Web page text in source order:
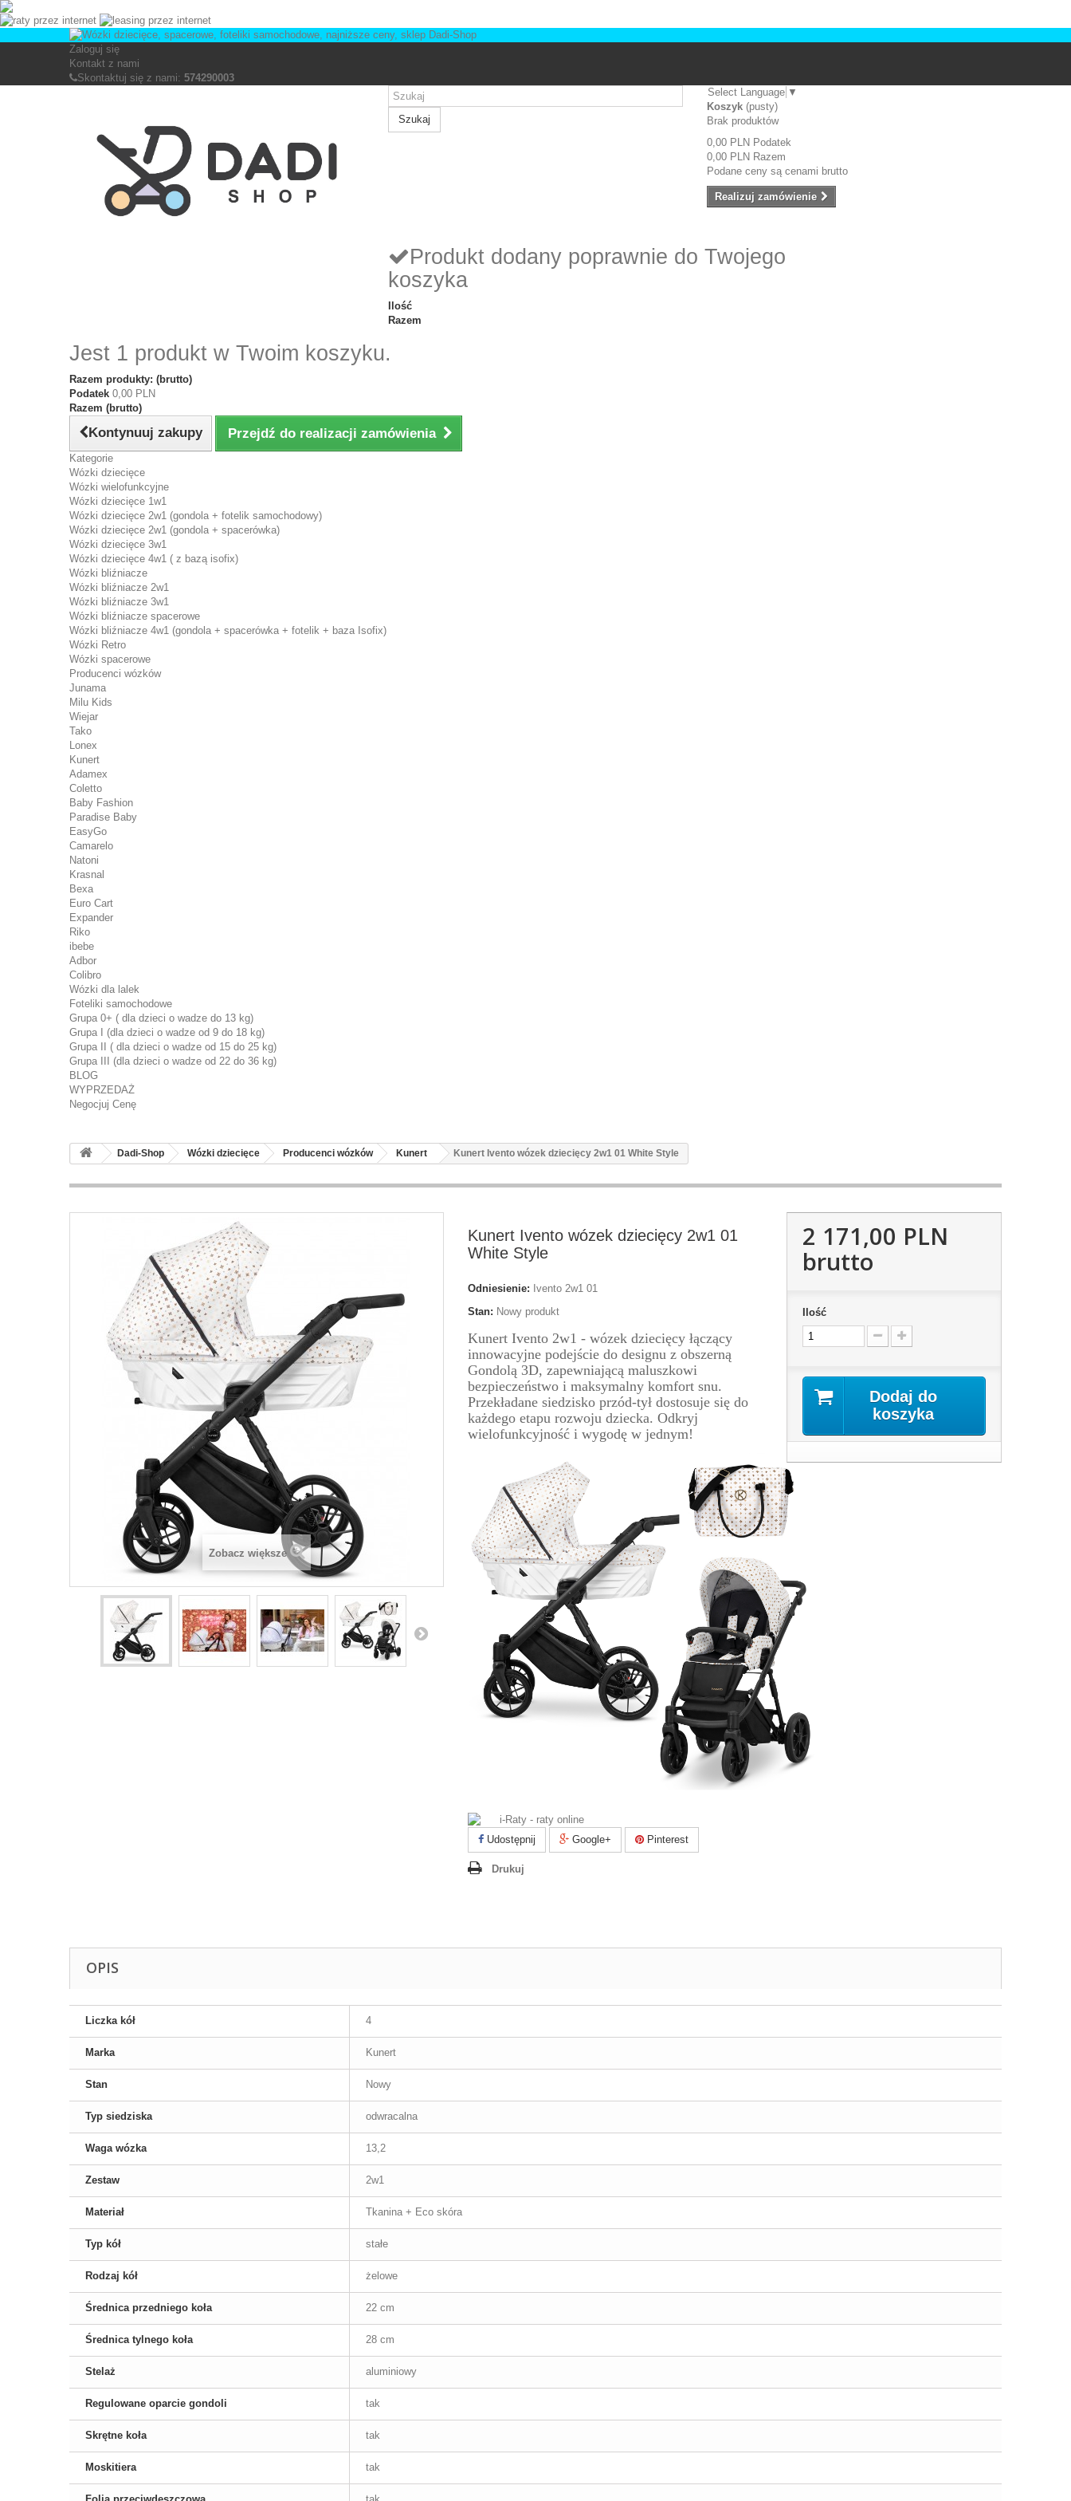
Zaloguj się
Kontakt z nami
Skontaktuj się z nami: 574290003
Szukaj
Select Language ▼
Koszyk (pusty)
Brak produktów
0,00 PLN Podatek
0,00 PLN Razem
Podane ceny są cenami brutto
Realizuj zamówienie
Produkt dodany poprawnie do Twojego
koszyka
Ilość
Razem
Jest 1 produkt w Twoim koszyku.
Razem produkty: (brutto)
Podatek 0,00 PLN
Razem (brutto)
Kontynuuj zakupy Przejdź do realizacji zamówienia
Kategorie
Wózki dziecięce
Wózki wielofunkcyjne
Wózki dziecięce 1w1
Wózki dziecięce 2w1 (gondola + fotelik samochodowy)
Wózki dziecięce 2w1 (gondola + spacerówka)
Wózki dziecięce 3w1
Wózki dziecięce 4w1 ( z bazą isofix)
Wózki bliźniacze
Wózki bliźniacze 2w1
Wózki bliźniacze 3w1
Wózki bliźniacze spacerowe
Wózki bliźniacze 4w1 (gondola + spacerówka + fotelik + baza Isofix)
Wózki Retro
Wózki spacerowe
Producenci wózków
Junama
Milu Kids
Wiejar
Tako
Lonex
Kunert
Adamex
Coletto
Baby Fashion
Paradise Baby
EasyGo
Camarelo
Natoni
Krasnal
Bexa
Euro Cart
Expander
Riko
ibebe
Adbor
Colibro
Wózki dla lalek
Foteliki samochodowe
Grupa 0+ ( dla dzieci o wadze do 13 kg)
Grupa I (dla dzieci o wadze od 9 do 18 kg)
Grupa II ( dla dzieci o wadze od 15 do 25 kg)
Grupa III (dla dzieci o wadze od 22 do 36 kg)
BLOG
WYPRZEDAŻ
Negocjuj Cenę
Dadi-Shop Wózki dziecięce Producenci wózków Kunert Kunert Ivento wózek dziecięcy 2w1 01 White Style
Zobacz większe
Kunert Ivento wózek dziecięcy 2w1 01
White Style
Odniesienie: Ivento 2w1 01
Stan: Nowy produkt
Kunert Ivento 2w1 - wózek dziecięcy łączący
innowacyjne podejście do designu z obszerną
Gondolą 3D, zapewniającą maluszkowi
bezpieczeństwo i maksymalny komfort snu.
Przekładane siedzisko przód-tył dostosuje się do
każdego etapu rozwoju dziecka. Odkryj
wielofunkcyjność i wygodę w jednym!
Udostępnij Google+ Pinterest
Drukuj
2 171,00 PLN
brutto
Ilość
Dodaj do
koszyka
OPIS
Liczka kół 4
Marka Kunert
Stan Nowy
Typ siedziska odwracalna
Waga wózka 13,2
Zestaw 2w1
Materiał Tkanina + Eco skóra
Typ kół stałe
Rodzaj kół żelowe
Średnica przedniego koła 22 cm
Średnica tylnego koła 28 cm
Stelaż aluminiowy
Regulowane oparcie gondoli tak
Skrętne koła tak
Moskitiera tak